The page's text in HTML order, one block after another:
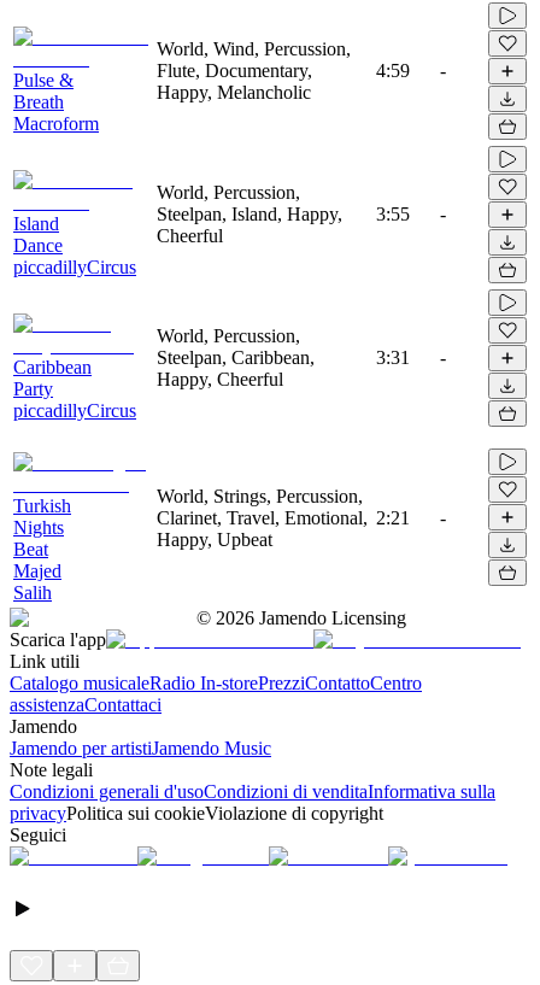
Pulse &
Breath
Macroform
World, Wind, Percussion,
Flute, Documentary,
Happy, Melancholic
4:59 -
Island
Dance
piccadillyCircus
World, Percussion,
Steelpan, Island, Happy,
Cheerful
3:55 -
Caribbean
Party
piccadillyCircus
World, Percussion,
Steelpan, Caribbean,
Happy, Cheerful
3:31 -
Turkish
Nights
Beat
Majed
Salih
World, Strings, Percussion,
Clarinet, Travel, Emotional,
Happy, Upbeat
2:21 -
© 2026 Jamendo Licensing
Scarica l'app
Link utili
Catalogo musicaleRadio In-storePrezziContattoCentro
assistenzaContattaci
Jamendo
Jamendo per artistiJamendo Music
Note legali
Condizioni generali d'usoCondizioni di venditaInformativa sulla
privacyPolitica sui cookieViolazione di copyright
Seguici